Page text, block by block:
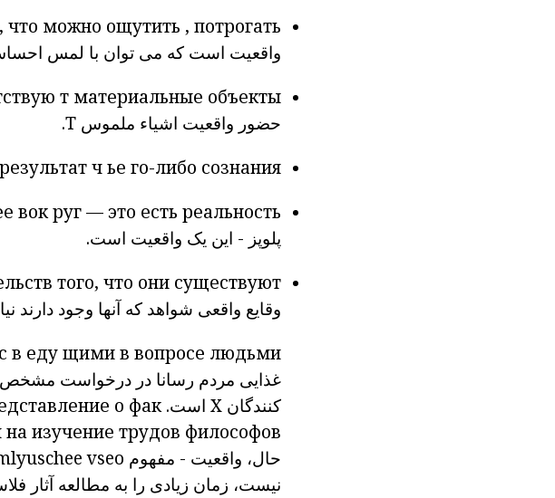
что можно ощутить , потрогать
واقعیت است که می توان با لمس
т материальные объекты.
حضور واقعیت اشیاء ملموس T.
результатчье го-либо сознания
вокруг — это есть реальность.
پلوپز - این یک واقعیت است.
того, что они существуют.
وقایع واقعی شواهد که آنها وجود دارند
с в едущимив вопросе людьми
غذایی مردم رسانا در درخواست مشخص
کنندگان X است. о фак
изучение трудов философов.
حال، واقعیت - مفهوم vseo
نیست، زمان زیادی را به مطالعه آثار